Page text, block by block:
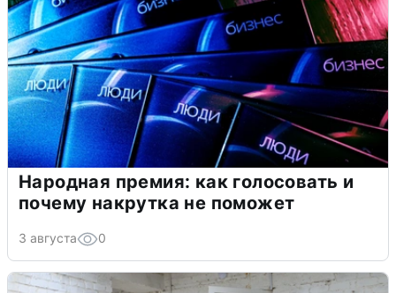
Народная премия: как голосовать и
почему накрутка не поможет
3 августа 0